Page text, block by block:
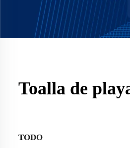
Toalla de
TODO